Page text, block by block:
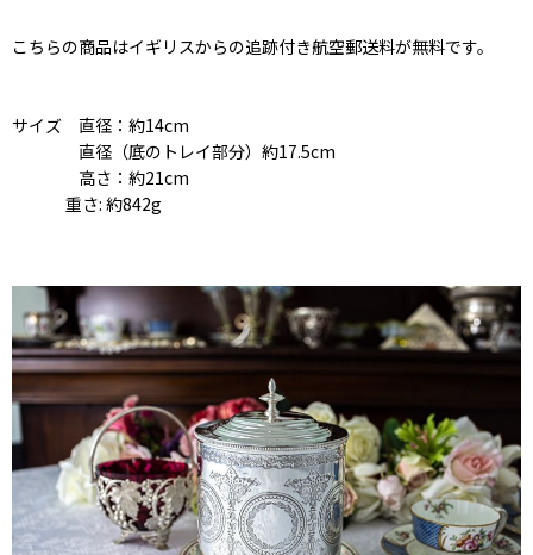
こちらの商品はイギリスからの追跡付き航空郵送料が無料です。
サイズ 直径：約14cm
直径（底のトレイ部分）約17.5cm
高さ：約21cm
重さ: 約842g